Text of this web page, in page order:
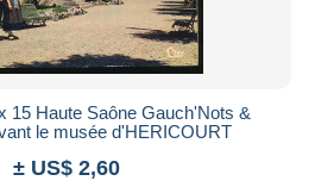
15 Haute Saône Gauch'Nots &
le musée d'HERICOURT
± US$ 2,60